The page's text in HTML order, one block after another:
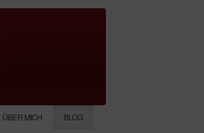
ÜBER MICH BLOG